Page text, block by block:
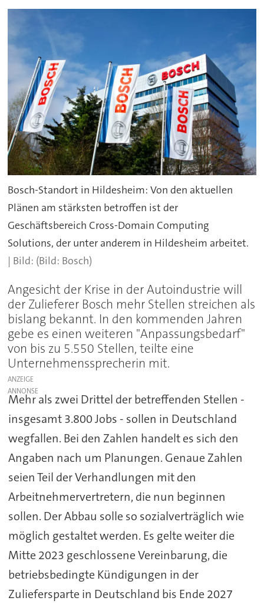
Bosch-Standort in Hildesheim: Von den aktuellen
Plänen am stärksten betroffen ist der
Geschäftsbereich Cross-Domain Computing
Solutions, der unter anderem in Hildesheim arbeitet.
(Bild: Bosch)
Angesicht der Krise in der Autoindustrie will
der Zulieferer Bosch mehr Stellen streichen als
bislang bekannt. In den kommenden Jahren
gebe es einen weiteren "Anpassungsbedarf"
von bis zu 5.550 Stellen, teilte eine
Unternehmenssprecherin mit.
ANZEIGE
Mehr als zwei Drittel der betreffenden Stellen -
insgesamt 3.800 Jobs - sollen in Deutschland
wegfallen. Bei den Zahlen handelt es sich den
Angaben nach um Planungen. Genaue Zahlen
seien Teil der Verhandlungen mit den
Arbeitnehmervertretern, die nun beginnen
sollen. Der Abbau solle so sozialverträglich wie
möglich gestaltet werden. Es gelte weiter die
Mitte 2023 geschlossene Vereinbarung, die
betriebsbedingte Kündigungen in der
Zuliefersparte in Deutschland bis Ende 2027